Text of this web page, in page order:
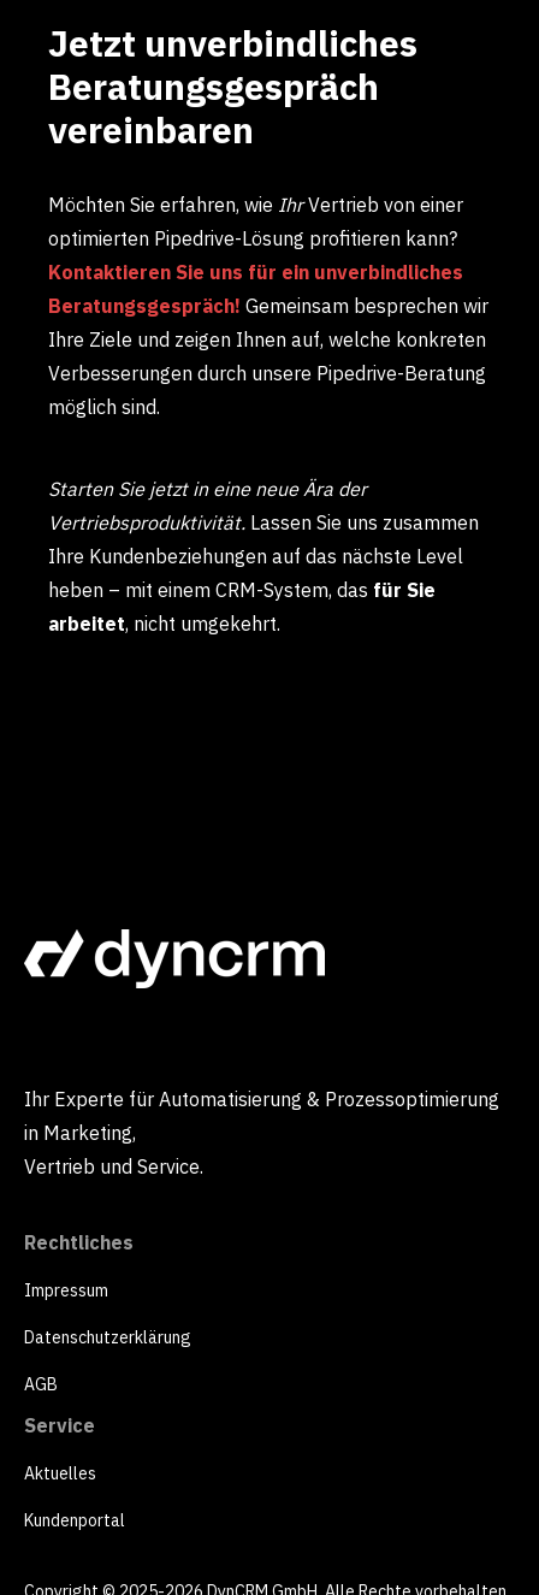
Jetzt unverbindliches
Beratungsgespräch
vereinbaren
Möchten Sie erfahren, wie IhrVertrieb von einer
optimierten Pipedrive-Lösung profitieren kann?
Kontaktieren Sie uns für ein unverbindliches
Beratungsgespräch! Gemeinsam besprechen wir
Ihre Ziele und zeigen Ihnen auf, welche konkreten
Verbesserungen durch unsere Pipedrive-Beratung
möglich sind.
Starten Sie jetzt in eine neue Ära der
Vertriebsproduktivität. Lassen Sie uns zusammen
Ihre Kundenbeziehungen auf das nächste Level
heben – mit einem CRM-System, das für Sie
arbeitet, nicht umgekehrt.
Ihr Experte für Automatisierung & Prozessoptimierung
in Marketing,
Vertrieb und Service.
Rechtliches
Impressum
Datenschutzerklärung
AGB
Service
Aktuelles
Kundenportal